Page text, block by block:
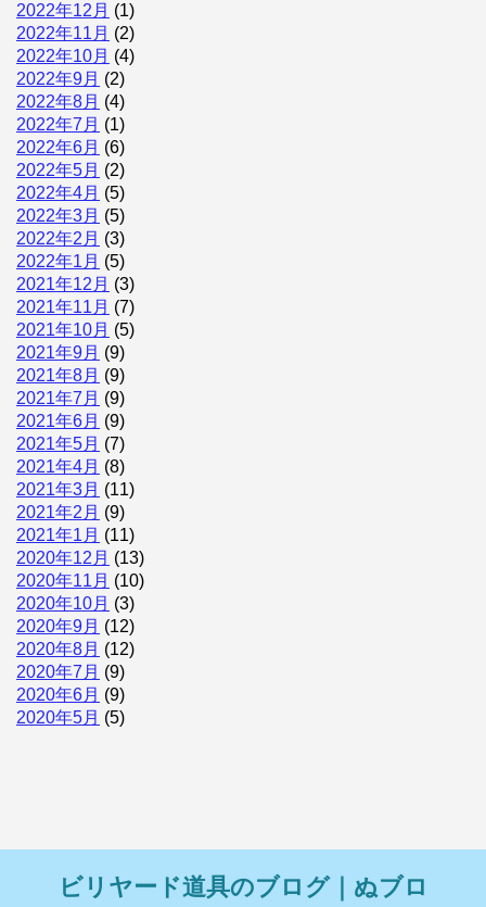
2022年12月 (1)
2022年11月 (2)
2022年10月 (4)
2022年9月 (2)
2022年8月 (4)
2022年7月 (1)
2022年6月 (6)
2022年5月 (2)
2022年4月 (5)
2022年3月 (5)
2022年2月 (3)
2022年1月 (5)
2021年12月 (3)
2021年11月 (7)
2021年10月 (5)
2021年9月 (9)
2021年8月 (9)
2021年7月 (9)
2021年6月 (9)
2021年5月 (7)
2021年4月 (8)
2021年3月 (11)
2021年2月 (9)
2021年1月 (11)
2020年12月 (13)
2020年11月 (10)
2020年10月 (3)
2020年9月 (12)
2020年8月 (12)
2020年7月 (9)
2020年6月 (9)
2020年5月 (5)
ビリヤード道具のブログ｜ぬブロ